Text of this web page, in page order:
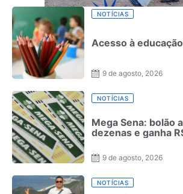
NOTÍCIAS
Acesso à
9 de agosto, 2026
NOTÍCIAS
Mega Sena: bolão
9 de agosto, 2026
NOTÍCIAS